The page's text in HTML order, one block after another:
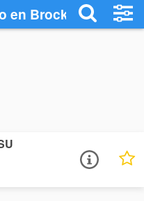
en Brockport -